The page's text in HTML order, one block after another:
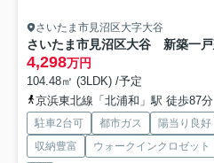
さいたま市見沼区大字大谷
4,298万円
104.48㎡ (3LDK) /予定
京浜東北線「北浦和」駅 徒歩87分
駐車2台可 都市ガス 陽当り良好
収納豊富
ウォークインクロゼット